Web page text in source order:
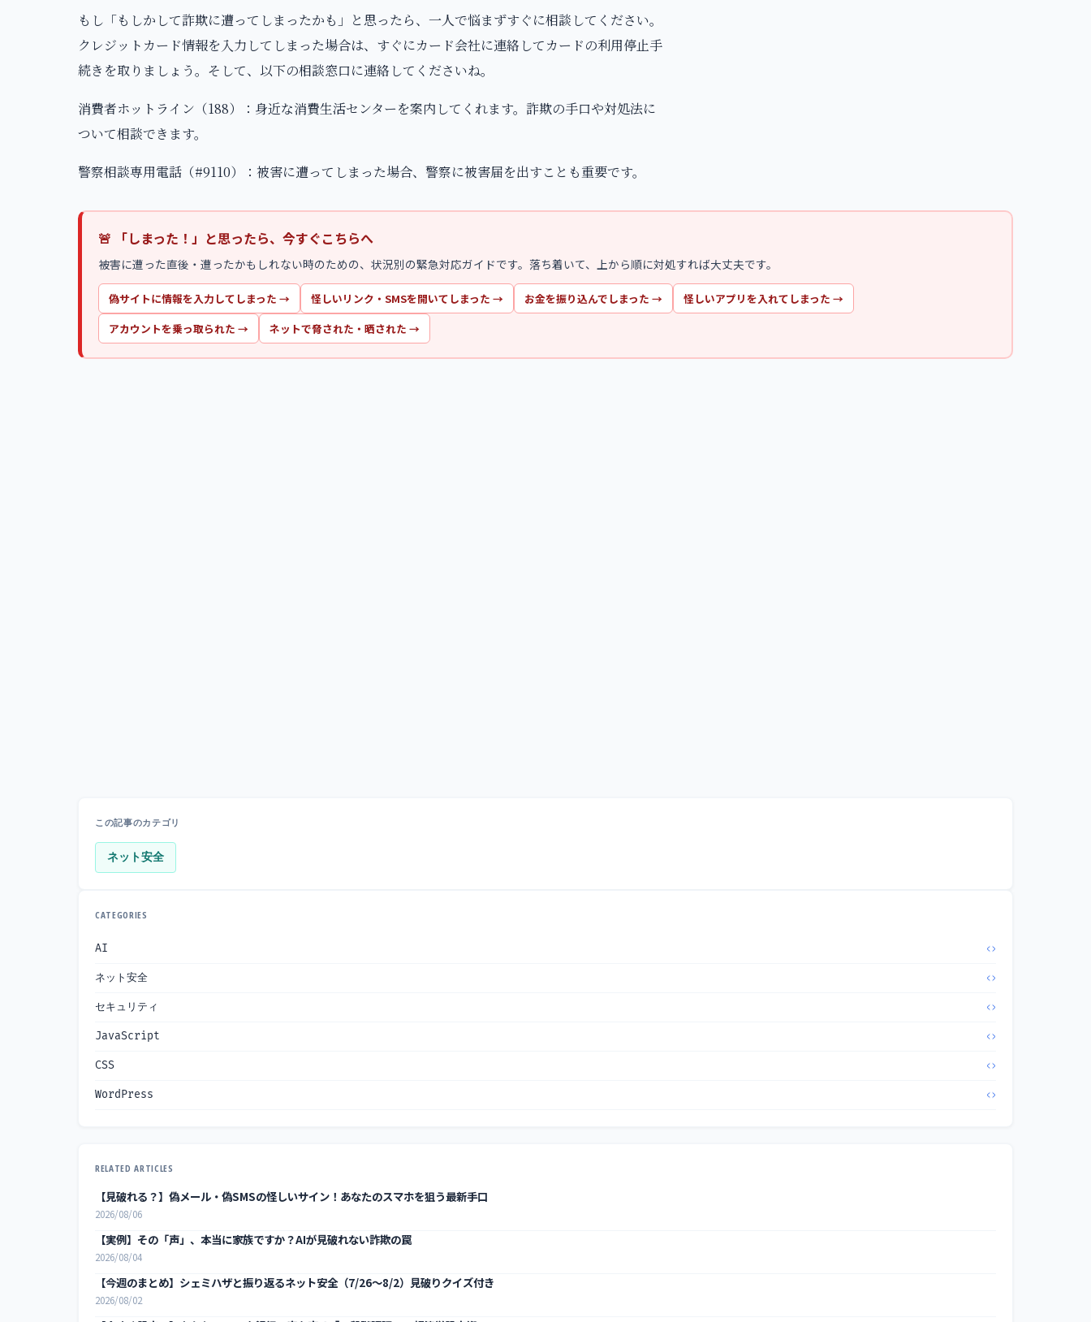
もし「もしかして詐欺に遭ってしまったかも」と思ったら、一人で悩まずすぐに相談してください。
クレジットカード情報を入力してしまった場合は、すぐにカード会社に連絡してカードの利用停止手
続きを取りましょう。そして、以下の相談窓口に連絡してくださいね。
消費者ホットライン（188）：身近な消費生活センターを案内してくれます。詐欺の手口や対処法に
ついて相談できます。
警察相談専用電話（#9110）：被害に遭ってしまった場合、警察に被害届を出すことも重要です。
🚨 「しまった！」と思ったら、今すぐこちらへ
被害に遭った直後・遭ったかもしれない時のための、状況別の緊急対応ガイドです。落ち着いて、上から順に対処すれば大丈夫です。
偽サイトに情報を入力してしまった → 怪しいリンク・SMSを開いてしまった → お金を振り込んでしまった → 怪しいアプリを入れてしまった →
アカウントを乗っ取られた → ネットで脅された・晒された →
この記事のカテゴリ
ネット安全
CATEGORIES
AI
ネット安全
セキュリティ
JavaScript
CSS
WordPress
RELATED ARTICLES
【見破れる？】偽メール・偽SMSの怪しいサイン！あなたのスマホを狙う最新手口
2026/08/06
【実例】その「声」、本当に家族ですか？AIが見破れない詐欺の罠
2026/08/04
【今週のまとめ】シェミハザと振り返るネット安全（7/26〜8/2）見破りクイズ付き
2026/08/02